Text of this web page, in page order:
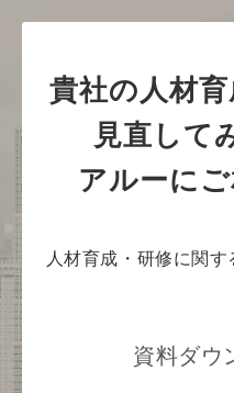
貴社の人材
見直して
アルーに
人材育成・研修に関
資料ダウ